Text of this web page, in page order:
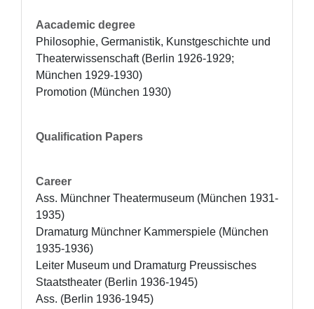
Aacademic degree
Philosophie, Germanistik, Kunstgeschichte und
Theaterwissenschaft (Berlin 1926-1929;
München 1929-1930)
Promotion (München 1930)
Qualification Papers
Career
Ass. Münchner Theatermuseum (München 1931-
1935)
Dramaturg Münchner Kammerspiele (München
1935-1936)
Leiter Museum und Dramaturg Preussisches
Staatstheater (Berlin 1936-1945)
Ass. (Berlin 1936-1945)